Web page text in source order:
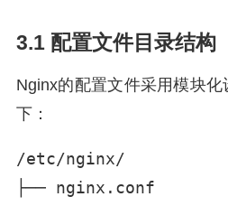
3.1 配置文件目录结构
Nginx的配置文件采用模块
下：
/etc/nginx/
├── nginx.conf